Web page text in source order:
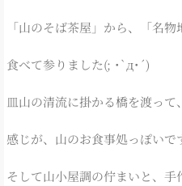
「山のそば茶屋」から、「名物
食べて参りました(; ･`д･´)
皿山の清流に掛かる橋を渡って
感じが、山のお食事処っぽい
そして山小屋調の佇まいと、手